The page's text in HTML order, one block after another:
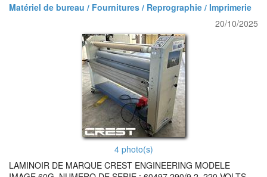
Matériel de bureau / Fournitures / Reprographie / Imprimerie
20/10/2025
4 photo(s)
LAMINOIR DE MARQUE CREST ENGINEERING MODELE